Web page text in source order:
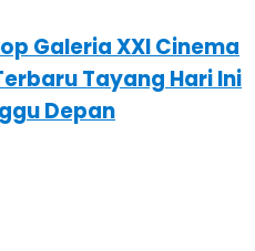
Galeria XXI Cinema
Tayang Hari Ini
Depan